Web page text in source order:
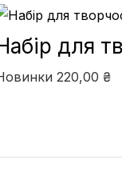
для
220,00 ₴